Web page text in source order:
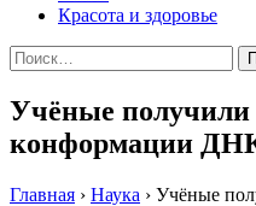
Красота и здоровье
Найти:
Учёные
конформации
Главная › Наука › Учёные